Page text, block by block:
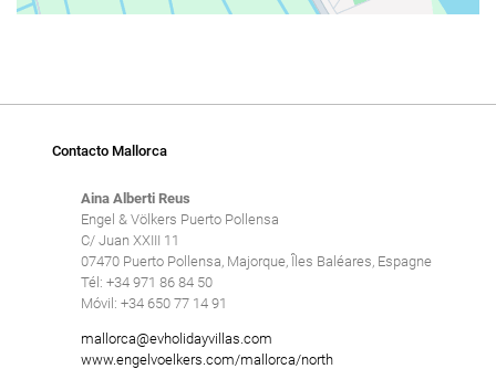
Contacto Mallorca
Aina Alberti Reus
Engel & Völkers Puerto Pollensa
C/ Juan XXIII 11
07470 Puerto Pollensa, Majorque, Îles Baléares, Espagne
Tél: +34 971 86 84 50
Móvil: +34 650 77 14 91
mallorca@evholidayvillas.com
www.engelvoelkers.com/mallorca/north